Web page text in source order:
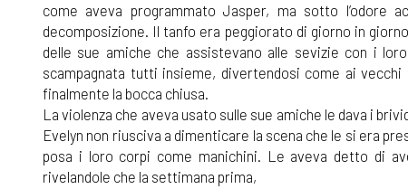
come aveva programmato Jasper, ma sotto l’odore
decomposizione. Il tanfo era peggiorato di giorno in
delle sue amiche che assistevano alle sevizie con i
scampagnata tutti insieme, divertendosi come ai
finalmente la bocca chiusa.
La violenza che aveva usato sulle sue amiche le dava i
Evelyn non riusciva a dimenticare la scena che le si era
posa i loro corpi come manichini. Le aveva detto di
rivelandole che la settimana prima,